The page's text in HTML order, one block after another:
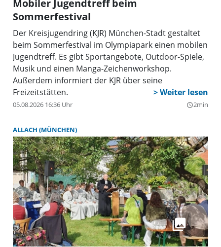
Mobiler Jugendtreff beim
Sommerfestival
Der Kreisjugendring (KJR) München-Stadt gestaltet
beim Sommerfestival im Olympiapark einen mobilen
Jugendtreff. Es gibt Sportangebote, Outdoor-Spiele,
Musik und einen Manga-Zeichenworkshop.
Außerdem informiert der KJR über seine
Freizeitstätten.
05.08.2026 16:36 Uhr query_builder2min
ALLACH (MÜNCHEN)